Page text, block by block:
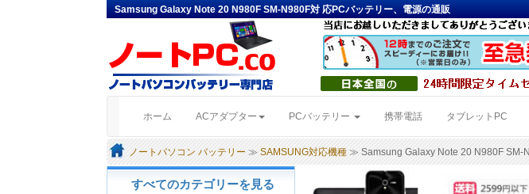
Samsung Galaxy Note 20 N980F SM-N980F対 応PCバッテリー、電源の通販
ホーム (current)ACアダプター PCバッテリー 携帯電話 タブレットPC
ノートパソコン バッテリー ≫SAMSUNG対応機種 ≫ Samsung Galaxy Note 20 N980F SM-
すべてのカテゴリーを見る